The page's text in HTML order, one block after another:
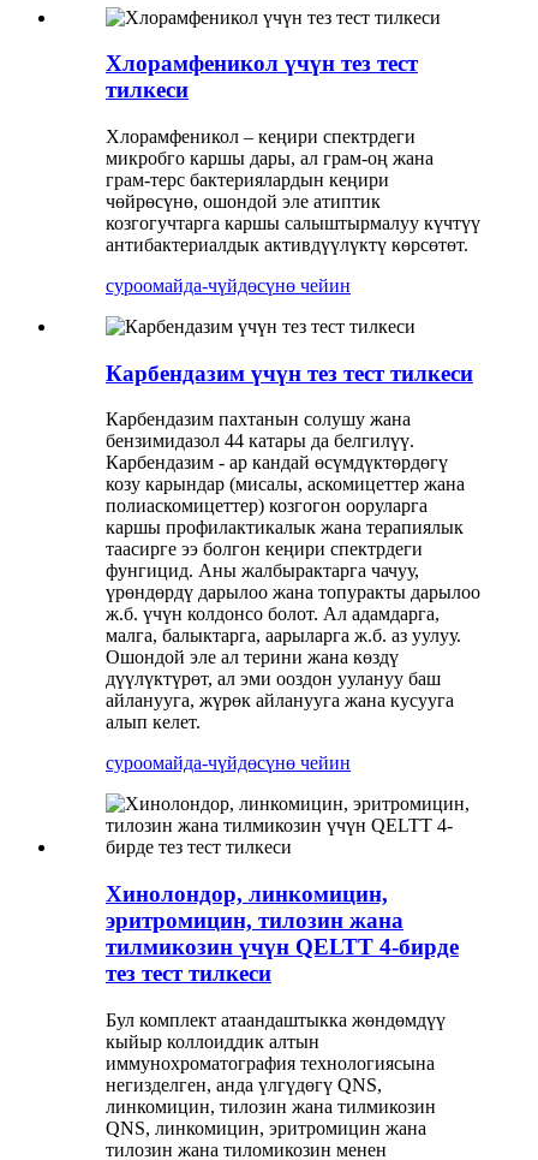
Хлорамфеникол үчүн тез тест
тилкеси
Хлорамфеникол – кеңири спектрдеги
микробго каршы дары, ал грам-оң жана
грам-терс бактериялардын кеңири
чөйрөсүнө, ошондой эле атиптик
козгогучтарга каршы салыштырмалуу күчтүү
антибактериалдык активдүүлүктү көрсөтөт.
суроомайда-чүйдөсүнө чейин
Карбендазим үчүн тез тест тилкеси
Карбендазим пахтанын солушу жана
бензимидазол 44 катары да белгилүү.
Карбендазим - ар кандай өсүмдүктөрдөгү
козу карындар (мисалы, аскомицеттер жана
полиаскомицеттер) козгогон ооруларга
каршы профилактикалык жана терапиялык
таасирге ээ болгон кеңири спектрдеги
фунгицид. Аны жалбырактарга чачуу,
үрөндөрдү дарылоо жана топуракты дарылоо
ж.б. үчүн колдонсо болот. Ал адамдарга,
малга, балыктарга, аарыларга ж.б. аз уулуу.
Ошондой эле ал терини жана көздү
дүүлүктүрөт, ал эми ооздон уулануу баш
айланууга, жүрөк айланууга жана кусууга
алып келет.
суроомайда-чүйдөсүнө чейин
Хинолондор, линкомицин,
эритромицин, тилозин жана
тилмикозин үчүн QELTT 4-бирде
тез тест тилкеси
Бул комплект атаандаштыкка жөндөмдүү
кыйыр коллоиддик алтын
иммунохроматография технологиясына
негизделген, анда үлгүдөгү QNS,
линкомицин, тилозин жана тилмикозин
QNS, линкомицин, эритромицин жана
тилозин жана тиломикозин менен